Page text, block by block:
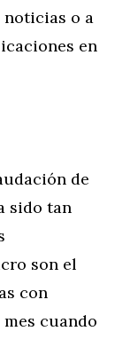
o a
en
de
sido tan
son el
con
cuando